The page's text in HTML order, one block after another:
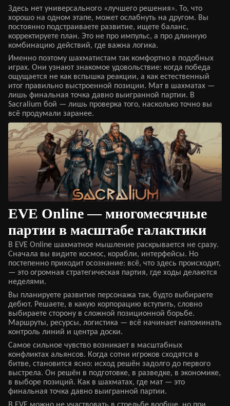
Здесь нет универсального «лучшего решения». То, что
хорошо на одном этапе, может ослабнуть на другом. Вы
постоянно подстраиваете развитие, ищете баланс,
корректируете план. Это не про импульс, а про длинную
комбинацию действий, где важна логика.
Именно поэтому шахматистам так комфортно в подобных
играх. Они узнают знакомое удовольствие: когда победа
ощущается не как вспышка реакции, а как естественный
итог правильно выстроенной позиции. Мат в шахматах —
лишь финальная точка давно выигранной партии. В
Sacralium бой — лишь проверка того, насколько точно вы
всё продумали заранее.
EVE Online — многомесячные
партии в масштабе галактики
В EVE Online шахматное мышление раскрывается не сразу.
Сначала вы видите космос, корабли, интерфейсы. Но
постепенно приходит осознание: всё, что здесь происходит,
— это огромная стратегическая партия, где ходы делаются
неделями.
Вы планируете развитие персонажа так, будто выбираете
дебют. Решаете, в какую корпорацию вступить, словно
выбираете сторону в сложной позиционной борьбе.
Маршруты, ресурсы, логистика — всё начинает напоминать
контроль линий и центра доски.
Самое сильное чувство возникает в масштабных
конфликтах альянсов. Когда сотни игроков сходятся в
битве, становится ясно: исход решён задолго до первого
выстрела. Он решён в подготовке, в разведке, в экономике,
в выборе позиций. Как в шахматах, где мат — это
финальная точка давно выигранной партии.